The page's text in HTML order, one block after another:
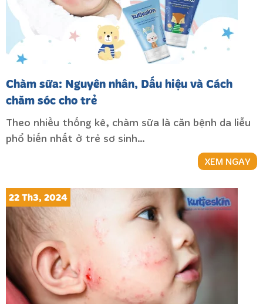
Chàm sữa: Nguyên nhân, Dấu hiệu và Cách
chăm sóc cho trẻ
Theo nhiều thống kê, chàm sữa là căn bệnh da liễu
phổ biến nhất ở trẻ sơ sinh…
XEM NGAY
22 Th3, 2024